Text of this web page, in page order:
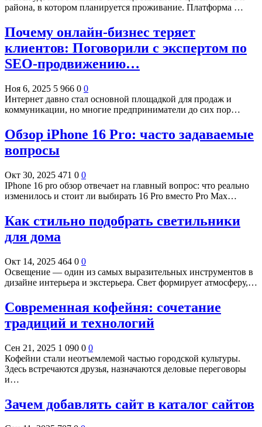
района, в котором планируется проживание. Платформа …
Почему онлайн-бизнес теряет
клиентов: Поговорили с экспертом по
SEO-продвижению…
Ноя 6, 2025 5 966 0 0
Интернет давно стал основной площадкой для продаж и
коммуникации, но многие предприниматели до сих пор…
Обзор iPhone 16 Pro: часто задаваемые
вопросы
Окт 30, 2025 471 0 0
IPhone 16 pro обзор отвечает на главный вопрос: что реально
изменилось и стоит ли выбирать 16 Pro вместо Pro Max…
Как стильно подобрать светильники
для дома
Окт 14, 2025 464 0 0
Освещение — один из самых выразительных инструментов в
дизайне интерьера и экстерьера. Свет формирует атмосферу,…
Современная кофейня: сочетание
традиций и технологий
Сен 21, 2025 1 090 0 0
Кофейни стали неотъемлемой частью городской культуры.
Здесь встречаются друзья, назначаются деловые переговоры
и…
Зачем добавлять сайт в каталог сайтов